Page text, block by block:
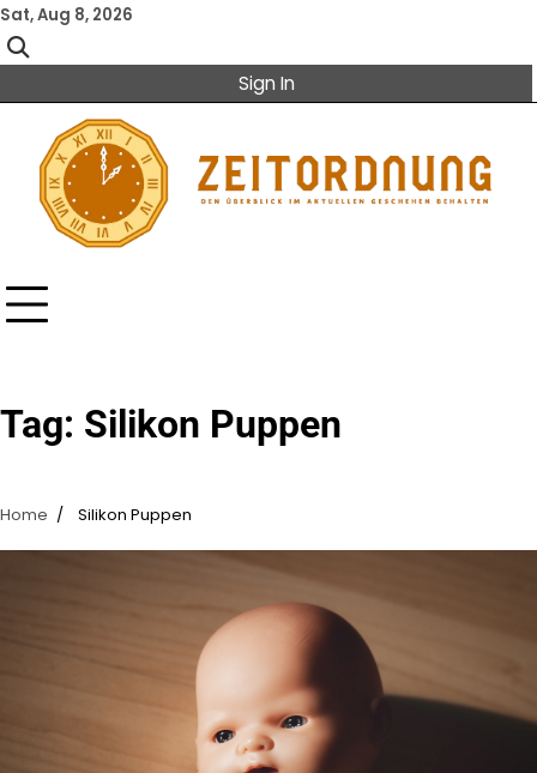
Skip
to
content
Sat, Aug 8, 2026
Sign In
Tag: Silikon Puppen
Home Silikon Puppen